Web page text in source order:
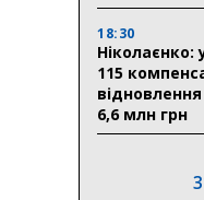
18:30
Ніколаєнко:
115
6,6 млн грн